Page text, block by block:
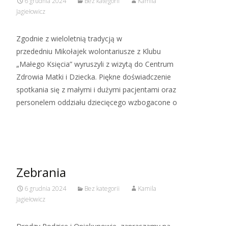
Jagiełowicz
Zgodnie z wieloletnią tradycją w
przededniu Mikołajek wolontariusze z Klubu
„Małego Księcia” wyruszyli z wizytą do Centrum
Zdrowia Matki i Dziecka. Piękne doświadczenie
spotkania się z małymi i dużymi pacjentami oraz
personelem oddziału dziecięcego wzbogacone o
Zebrania
6 grudnia 2024 Bez kategorii
Kamila
Jagiełowicz